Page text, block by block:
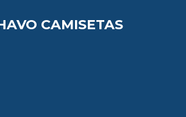
CAMISETAS